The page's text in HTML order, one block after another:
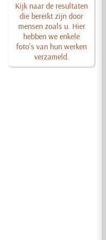
Kijk naar de resultaten
die bereikt zijn door
mensen zoals u. Hier
hebben we enkele
foto's van hun werken
verzameld.